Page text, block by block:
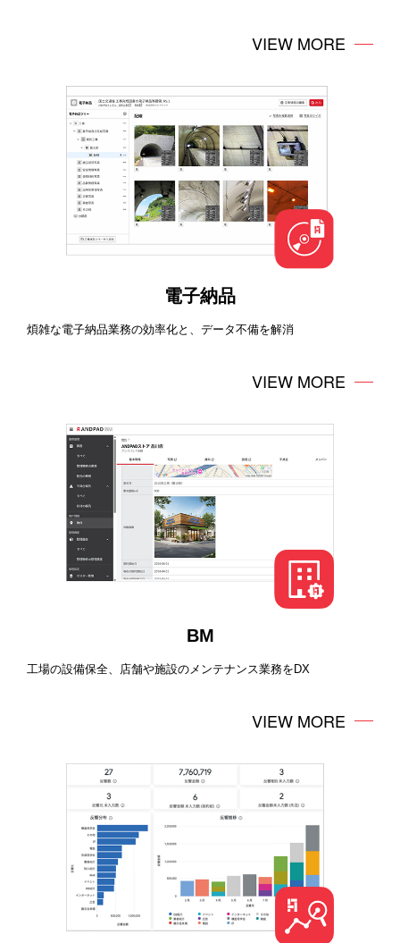
VIEW MORE
電子納品
煩雑な電子納品業務の効率化と、データ不備を解消
VIEW MORE
BM
工場の設備保全、店舗や施設のメンテナンス業務をDX
VIEW MORE